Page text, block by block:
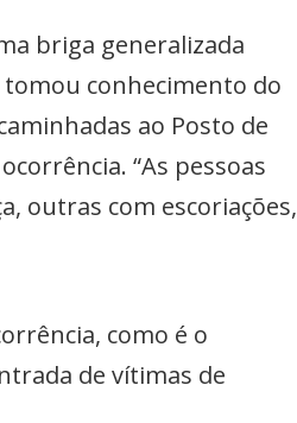
briga generalizada
tomou conhecimento do
ao Posto de
“As pessoas
outras com escoriações,
como é o
de vítimas de